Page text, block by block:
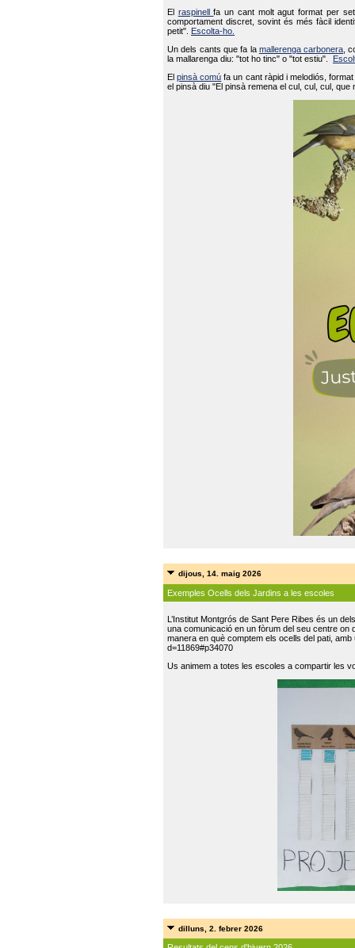
El raspinellfa un cant molt agut format per
comportament discret, sovint és més fàcil
petit".
Escolta-ho.
Un dels cants que fa la mallerenga carbonera ,
la mallarenga diu: "tot ho tinc" o "tot estiu".
Elpinsà comú fa un cant ràpid i melodiós,
el pinsà diu "El pinsà remena el cul, cul, cul,
dijous, 14. maig 2026
Exemples Ocells dels Jardins a les escoles
L’Institut Montgrós de Sant Pere Ribes és un
una comunicació en un fòrum del seu centre on
manera en què comptem els ocells del pati,
d=11869#p34070
Us animem a totes les escoles a compartir les
dilluns, 2. febrer 2026